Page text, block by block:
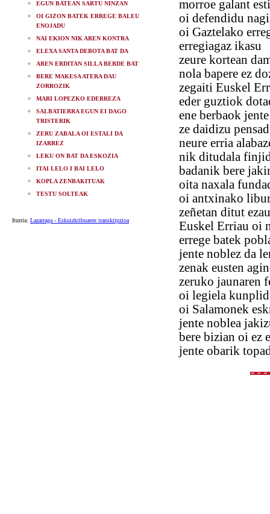
EGUN BATEAN SARTU NINZAN
OI GIZON BATEK ERREGE BALEU
ENOJADU
NAI EKION NIK AREN KONTRA
ELEXA SANTA DEBOTA BAT DA
AREN ERDITAN SILLA BERDE BAT
BERE MAKESA ATERA DAU
ZORROZIK
MARI LOPEZKO EDERREZA
SALBATIERRA EGUN EI DAGO
TRISTERIK
ZERU ZABALA OI ESTALI DA
IZARREZ
LEKU ON BAT DA ESKOZIA
ITAI LELO I BAI LELO
KOPLA ZENBAKITUAK
TESTU SOLTEAK
Iturria: Lazarraga - Eskuizkribuaren transkripzioa
morroe galant
oi defendidu
oi Gaztelako
erregiagaz ikasu
zeure kortean
nola bapere ez
zegaiti Euskel
eder guztiok
ene berbaok
ze daidizu
neure erria
nik ditudala
badanik bere
oita naxala
oi antxinako
zeñetan ditut
Euskel Erriau oi
errege batek
jente noblez da
zenak eusten
zeruko jaunaren
oi legiela
oi Salamonek
jente noblea
bere bizian oi ez
jente obarik